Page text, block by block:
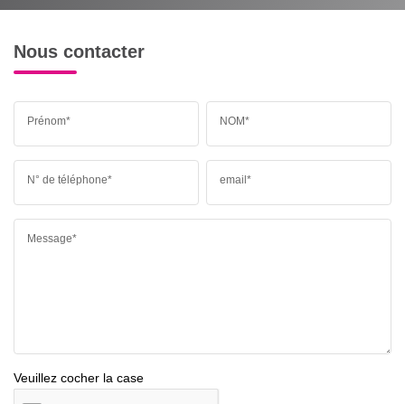
Nous contacter
Prénom* NOM*
N° de téléphone* email*
Message*
Veuillez cocher la case